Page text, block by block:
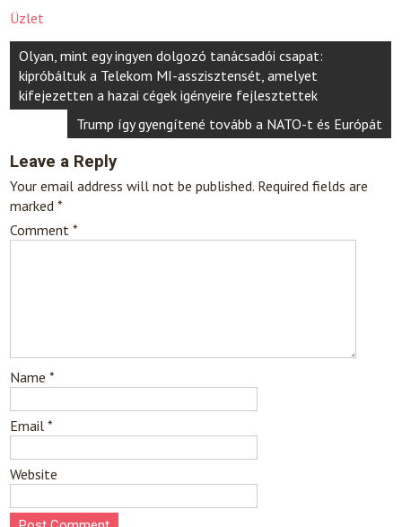
Üzlet
Post
navigation
Olyan, mint egy ingyen dolgozó tanácsadói csapat:
kipróbáltuk a Telekom MI-asszisztensét, amelyet
kifejezetten a hazai cégek igényeire fejlesztettek
Trump így gyengítené tovább a NATO-t és Európát
Leave a Reply
Your email address will not be published. Required fields are
marked*
Comment*
Name*
Email*
Website